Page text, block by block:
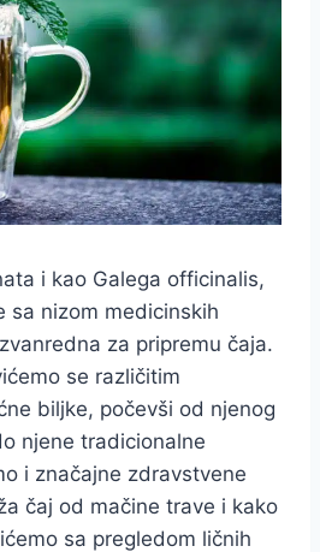
i kao Galega officinalis,
sa nizom medicinskih
za pripremu čaja.
se različitim
biljke, počevši od njenog
njene tradicionalne
i značajne zdravstvene
čaj od mačine trave i kako
sa pregledom ličnih